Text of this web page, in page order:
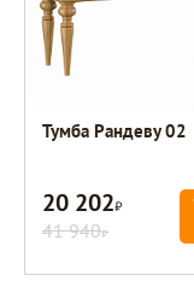
Тумба Рандеву 02
20 202Р
41 940Р